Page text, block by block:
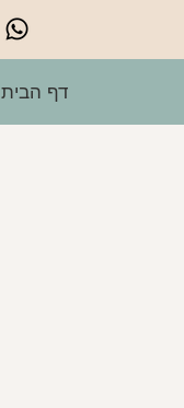
דף הבית